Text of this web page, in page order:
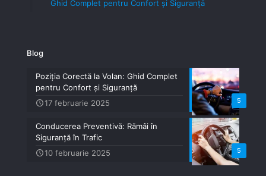
Ghid Complet pentru Confort și Siguranță
Blog
5
Poziția Corectă la Volan: Ghid Complet
pentru Confort și Siguranță
17 februarie 2025
5
Conducerea Preventivă: Rămâi în
Siguranță în Trafic
10 februarie 2025